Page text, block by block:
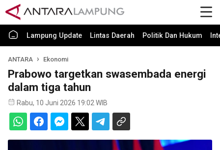
Lampung Update Lintas Daerah Politik Dan Hukum
ANTARA Ekonomi
Prabowo targetkan swasembada energi
dalam tiga tahun
Rabu, 10 Juni 2026 19:02 WIB